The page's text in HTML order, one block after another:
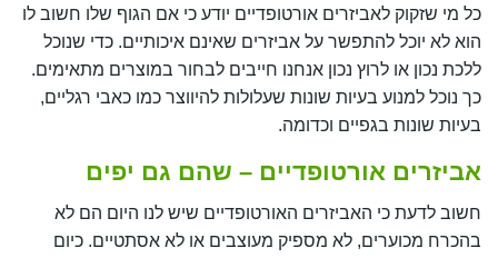
כל מי שזקוק לאביזרים אורטופדיים יודע כי אם הגוף שלו חשוב לו
הוא לא יוכל להתפשר על אביזרים שאינם איכותיים. כדי שנוכל
ללכת נכון או לרוץ נכון אנחנו חייבים לבחור במוצרים מתאימים.
כך נוכל למנוע בעיות שונות שעלולות להיווצר כמו כאבי רגליים,
בעיות שונות בגפיים וכדומה.
אביזרים אורטופדיים – שהם גם יפים
חשוב לדעת כי האביזרים האורטופדיים שיש לנו היום הם לא
בהכרח מכוערים, לא מספיק מעוצבים או לא אסתטיים. כיום